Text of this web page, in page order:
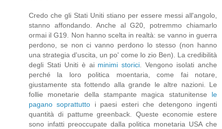
Credo che gli Stati Uniti stiano per essere messi all'angolo,
stanno affondando. Anche al G20, potremmo chiamarlo
ormai il G19. Non hanno scelta in realtà: se vanno in guerra
perdono, se non ci vanno perdono lo stesso (non hanno
una strategia d'uscita, un po' come lo zio Ben). La credibilità
degli Stati Uniti è ai minimi storici . Vengono isolati anche
perché la loro politica moentaria, come fai notare,
giustamente sta fottendo alla grande le altre nazioni. Le
follie monetarie della stampante magica statunitense le
pagano soprattutto i paesi esteri che detengono ingenti
quantità di pattume greenback. Queste economie estere
sono infatti preoccupate dalla politica monetaria USA che